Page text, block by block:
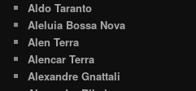
Aldo Taranto
Aleluia Bossa Nova
Alen Terra
Alencar Terra
Alexandre Gnattali